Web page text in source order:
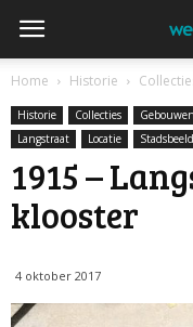
Home Historie
Historie Collecties Gebouwen
Langstraat
Locatie
1915 –
klooster
4 oktober 2017